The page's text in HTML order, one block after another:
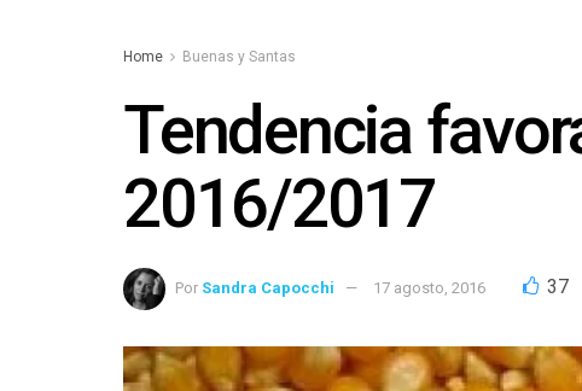
Home Buenas y Santas
Tendencia
2016/2017
Por Sandra Capocchi 17 agosto, 2016 37